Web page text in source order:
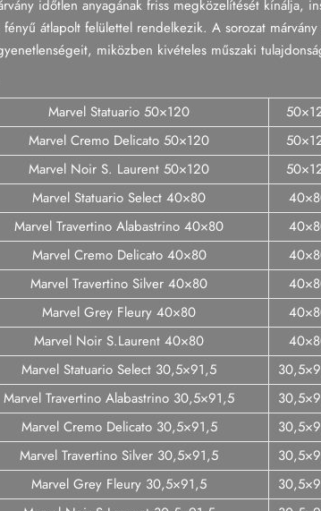
Tapéta
időtlen anyagának friss megközelítését
átlapolt felülettel rendelkezik. A sorozat
miközben kivételes műszaki
Marvel Statuario 50×120
Marvel Cremo Delicato 50×120
Marvel Noir S. Laurent 50×120
Marvel Statuario Select 40×80
Marvel Travertino Alabastrino 40×80
Marvel Cremo Delicato 40×80
Marvel Travertino Silver 40×80
Marvel Grey Fleury 40×80
Marvel Noir S.Laurent 40×80
Marvel Statuario Select 30,5×91,5
Marvel Travertino Alabastrino 30,5×91,5
Marvel Cremo Delicato 30,5×91,5
Marvel Travertino Silver 30,5×91,5
Marvel Grey Fleury 30,5×91,5